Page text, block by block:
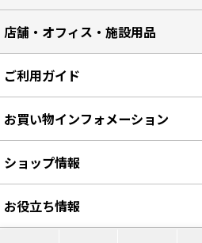
店舗・オフィス・施設用品
ご利用ガイド
お買い物インフォメーション
ショップ情報
お役立ち情報